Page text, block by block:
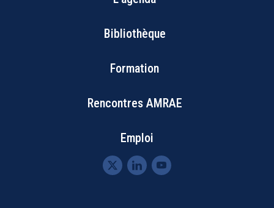
Menu
Bibliothèque
Formation
Rencontres AMRAE
Emploi